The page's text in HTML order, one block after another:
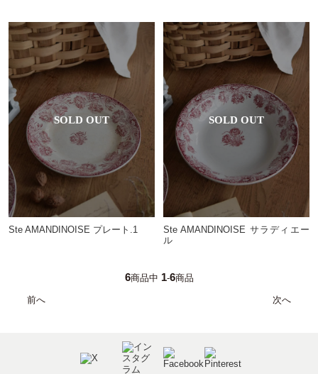
Ste AMANDINOISE プレート.1
Ste AMANDINOISE サラディエー
ル
6商品中 1-6商品
前へ 次へ